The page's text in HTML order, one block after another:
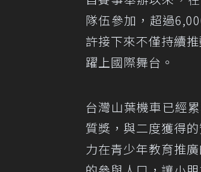
隊伍參加，超過
許接下來不僅持續
躍上國際舞台。
台灣山葉機車已經
質獎，與二度獲得
力在青少年教育推